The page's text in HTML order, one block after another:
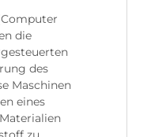
die
des
Maschinen
eines